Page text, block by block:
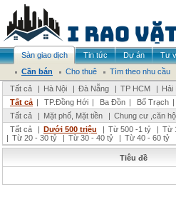
Sàn giao dịch Tin tức Dự án Tư
Cần bán
Cho thuê
Tìm theo nhu cầu
Tất cả
| Hà Nội | Đà Nẵng | TP HCM | Hải
Tất cả | TP.Đồng Hới | Ba Đồn | Bố Trạch |
Tất cả
| Mặt phố, Mặt tiền | Chung cư ,căn hộ
Tất cả
| Dưới 500 triệu | Từ 500 -1 tỷ | Từ
| Từ 20 - 30 tỷ | Từ 30 - 40 tỷ | Từ 40 - 60 tỷ
Tiêu đề